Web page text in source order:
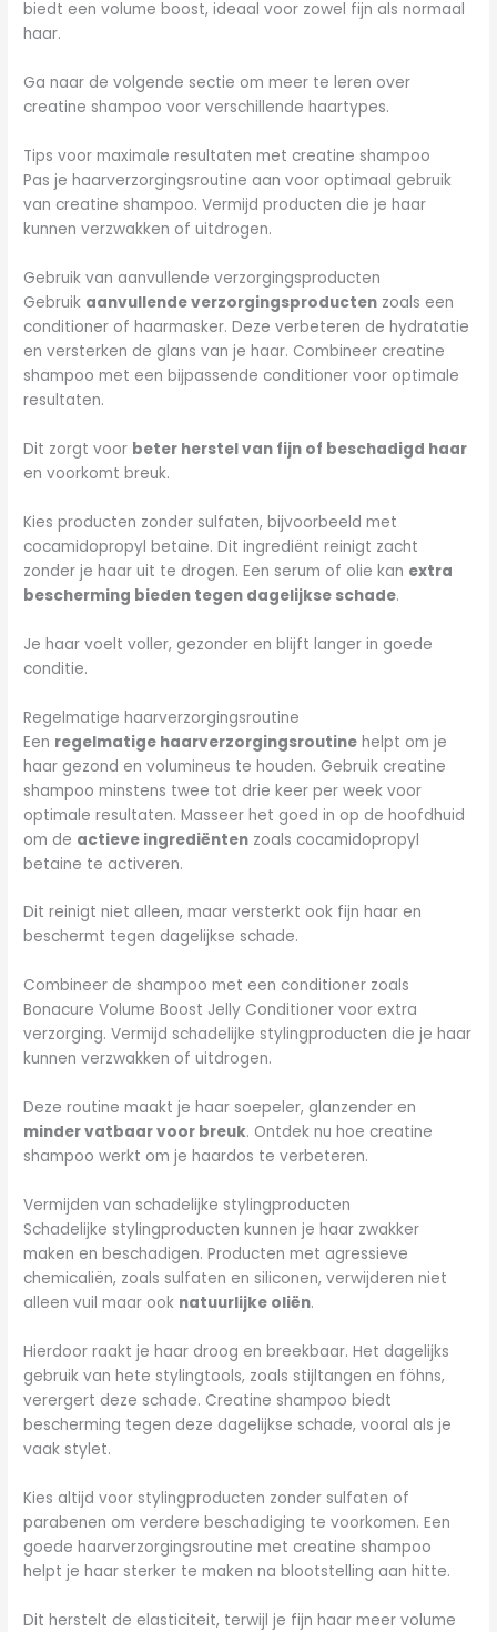
biedt een volume boost, ideaal voor zowel fijn als normaal
haar.
Ga naar de volgende sectie om meer te leren over
creatine shampoo voor verschillende haartypes.
Tips voor maximale resultaten met creatine shampoo
Pas je haarverzorgingsroutine aan voor optimaal gebruik
van creatine shampoo. Vermijd producten die je haar
kunnen verzwakken of uitdrogen.
Gebruik van aanvullende verzorgingsproducten
Gebruik aanvullende verzorgingsproducten zoals een
conditioner of haarmasker. Deze verbeteren de hydratatie
en versterken de glans van je haar. Combineer creatine
shampoo met een bijpassende conditioner voor optimale
resultaten.
Dit zorgt voor beter herstel van fijn of beschadigd haar
en voorkomt breuk.
Kies producten zonder sulfaten, bijvoorbeeld met
cocamidopropyl betaine. Dit ingrediënt reinigt zacht
zonder je haar uit te drogen. Een serum of olie kan extra
bescherming bieden tegen dagelijkse schade.
Je haar voelt voller, gezonder en blijft langer in goede
conditie.
Regelmatige haarverzorgingsroutine
Een regelmatige haarverzorgingsroutine helpt om je
haar gezond en volumineus te houden. Gebruik creatine
shampoo minstens twee tot drie keer per week voor
optimale resultaten. Masseer het goed in op de hoofdhuid
om de actieve ingrediënten zoals cocamidopropyl
betaine te activeren.
Dit reinigt niet alleen, maar versterkt ook fijn haar en
beschermt tegen dagelijkse schade.
Combineer de shampoo met een conditioner zoals
Bonacure Volume Boost Jelly Conditioner voor extra
verzorging. Vermijd schadelijke stylingproducten die je haar
kunnen verzwakken of uitdrogen.
Deze routine maakt je haar soepeler, glanzender en
minder vatbaar voor breuk. Ontdek nu hoe creatine
shampoo werkt om je haardos te verbeteren.
Vermijden van schadelijke stylingproducten
Schadelijke stylingproducten kunnen je haar zwakker
maken en beschadigen. Producten met agressieve
chemicaliën, zoals sulfaten en siliconen, verwijderen niet
alleen vuil maar ook natuurlijke oliën.
Hierdoor raakt je haar droog en breekbaar. Het dagelijks
gebruik van hete stylingtools, zoals stijltangen en föhns,
verergert deze schade. Creatine shampoo biedt
bescherming tegen deze dagelijkse schade, vooral als je
vaak stylet.
Kies altijd voor stylingproducten zonder sulfaten of
parabenen om verdere beschadiging te voorkomen. Een
goede haarverzorgingsroutine met creatine shampoo
helpt je haar sterker te maken na blootstelling aan hitte.
Dit herstelt de elasticiteit, terwijl je fijn haar meer volume